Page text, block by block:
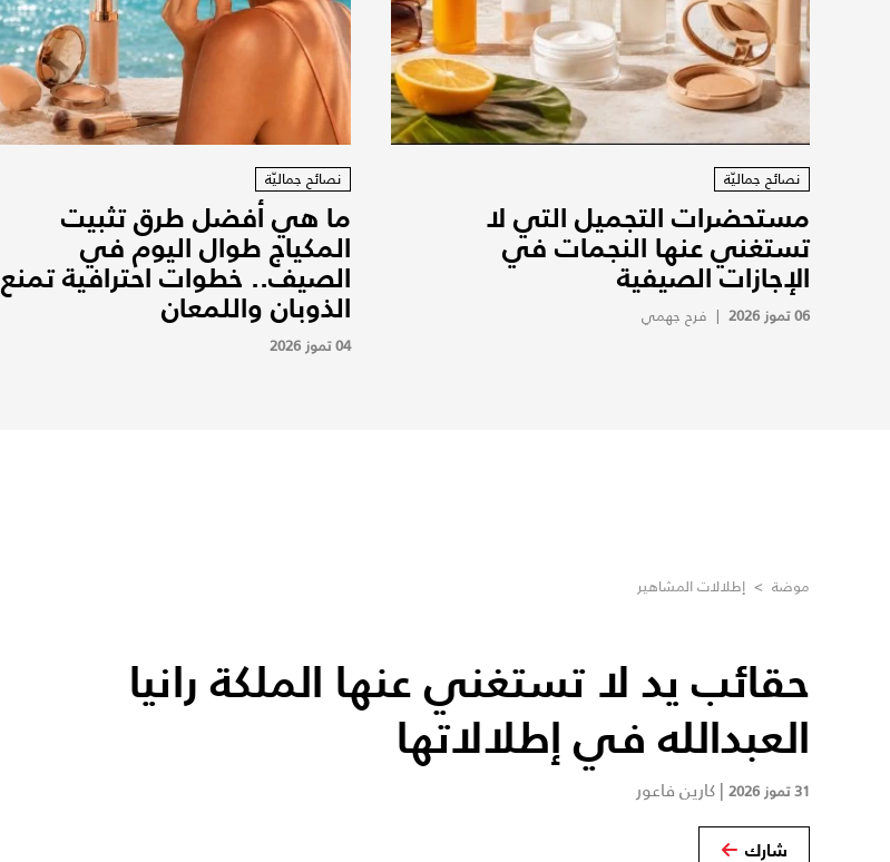
نصائح جماليّة
مستحضرات التجميل التي لا
تستغني عنها النجمات في
الإجازات الصيفية
06 تموز 2026 | فرح جهمي
نصائح جماليّة
ما هي أفضل طرق تثبيت
المكياج طوال اليوم في
الصيف.. خطوات احترافية تمنع
الذوبان واللمعان
04 تموز 2026
موضة > إطلالات المشاهير
حقائب يد لا تستغني عنها الملكة رانيا
العبدالله في إطلالاتها
31 تموز 2026 | كارين فاعور
شارك